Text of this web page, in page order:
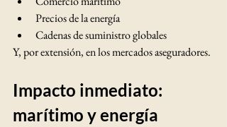
Precios de la energía
Cadenas de suministro globales
Y, por extensión, en los mercados aseguradores.
Impacto inmediato:
marítimo y energía